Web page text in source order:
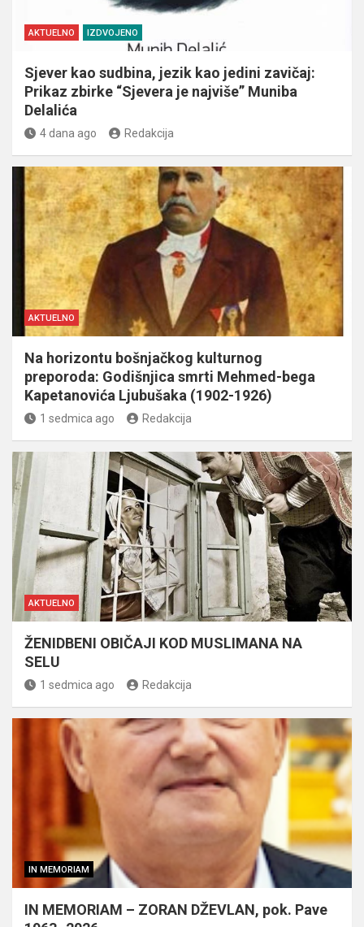
AKTUELNO IZDVOJENO
Sjever kao sudbina, jezik kao jedini zavičaj:
Prikaz zbirke “Sjevera je najviše” Muniba
Delalića
4 dana ago Redakcija
AKTUELNO
Na horizontu bošnjačkog kulturnog
preporoda: Godišnjica smrti Mehmed-bega
Kapetanovića Ljubušaka (1902-1926)
1 sedmica ago Redakcija
AKTUELNO
ŽENIDBENI OBIČAJI KOD MUSLIMANA NA
SELU
1 sedmica ago Redakcija
IN MEMORIAM
IN MEMORIAM – ZORAN DŽEVLAN, pok. Pave